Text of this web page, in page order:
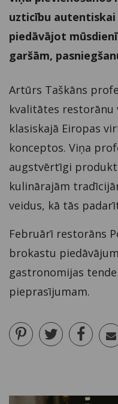
uzticību
piedāvājot
garšām,
Artūrs Taškāns
kvalitātes restorānu
klasiskajā Eiropas
konceptos. Viņa
augstvērtīgi
kulinārajām
veidus, kā tās
Februārī restorāns
brokastu
gastronomijas
pieprasījumam.